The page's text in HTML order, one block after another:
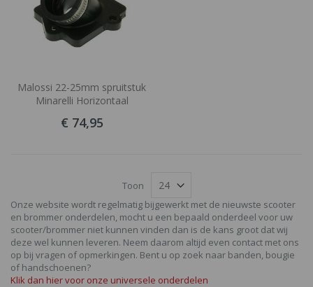
Malossi 22-25mm spruitstuk
Minarelli Horizontaal
€ 74,95
Toon
Onze website wordt regelmatig bijgewerkt met de nieuwste scooter
en brommer onderdelen, mocht u een bepaald onderdeel voor uw
scooter/brommer niet kunnen vinden dan is de kans groot dat wij
deze wel kunnen leveren. Neem daarom altijd even contact met ons
op bij vragen of opmerkingen. Bent u op zoek naar banden, bougie
of handschoenen?
Klik dan hier voor onze universele onderdelen